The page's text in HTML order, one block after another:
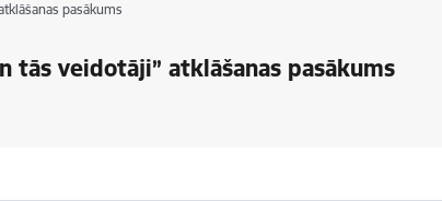
pasākums
tās veidotāji” atklāšanas pasākums